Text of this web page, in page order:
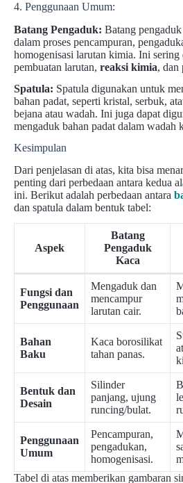
4. Penggunaan Umum:
Batang Pengaduk: Batang
dalam proses pencampuran,
homogenisasi larutan kimia. Ini sering
pembuatan larutan, reaksi kimia, dan
Spatula: Spatula digunakan untuk
bahan padat, seperti kristal, serbuk,
bejana atau wadah. Ini juga dapat
mengaduk bahan padat dalam wadah
Kesimpulan
Dari penjelasan di atas, kita bisa
penting dari perbedaan antara kedua
ini. Berikut adalah perbedaan antara
dan spatula dalam bentuk tabel:
Aspek
Batang
Pengaduk
Kaca
Fungsi dan
Penggunaan
Mengaduk dan
mencampur
larutan cair.
Bahan
Baku
Kaca borosilikat
tahan panas.
Bentuk dan
Desain
Silinder
panjang, ujung
runcing/bulat.
Penggunaan
Umum
Pencampuran,
pengadukan,
homogenisasi.
Tabel di atas memberikan gambaran